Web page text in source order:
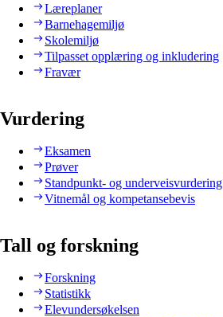
Læreplaner
Barnehagemiljø
Skolemiljø
Tilpasset opplæring og inkludering
Fravær
Vurdering
Eksamen
Prøver
Standpunkt- og underveisvurdering
Vitnemål og kompetansebevis
Tall og forskning
Forskning
Statistikk
Elevundersøkelsen